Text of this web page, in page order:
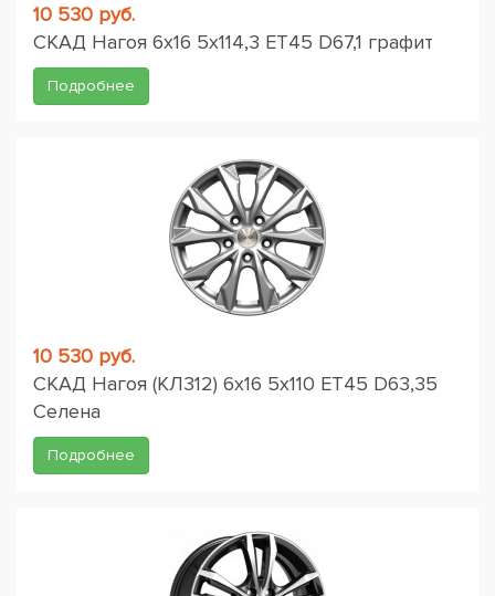
10 530 руб.
СКАД Нагоя 6x16 5x114,3 ET45 D67,1 графит
Подробнее
10 530 руб.
СКАД Нагоя (КЛ312) 6x16 5x110 ET45 D63,35
Селена
Подробнее